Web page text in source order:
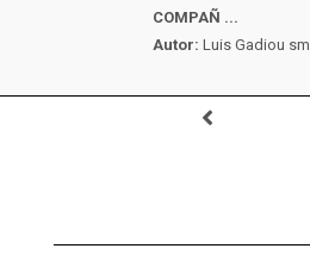
COMPAÑ ...
Autor: Luis Gadiou sm